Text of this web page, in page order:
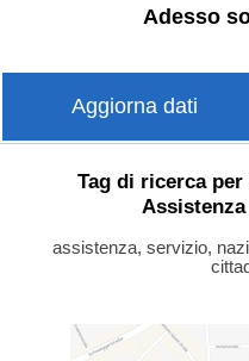
Adesso
Aggiorna dati
Tag di ricerca per
assistenza, servizio,